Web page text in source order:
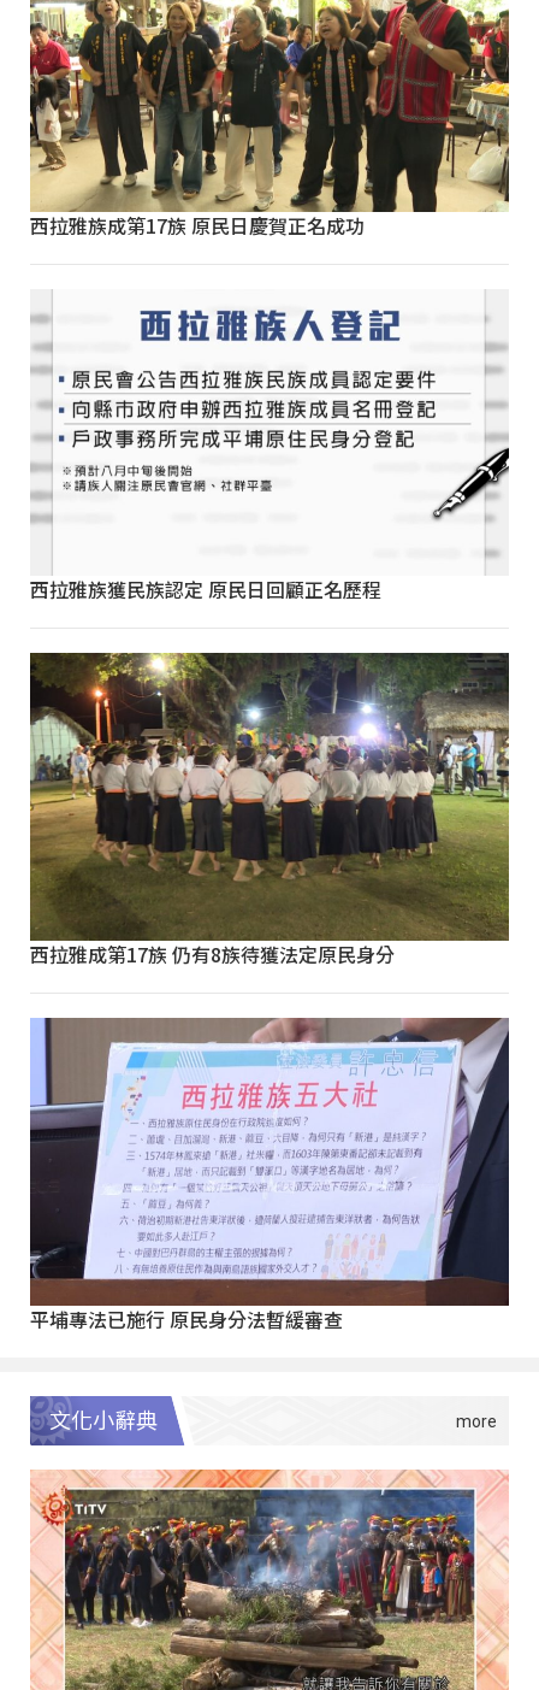
西拉雅族成第17族 原民日慶賀正名成功
西拉雅族獲民族認定 原民日回顧正名歷程
西拉雅成第17族 仍有8族待獲法定原民身分
平埔專法已施行 原民身分法暫緩審查
文化小辭典